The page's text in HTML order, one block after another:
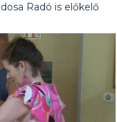
Radó is előkelő